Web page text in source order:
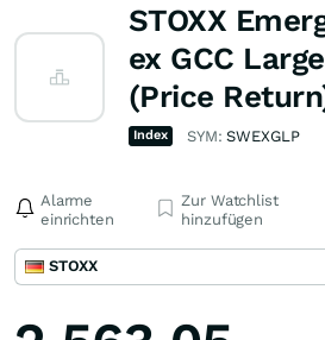
STOXX
ex GCC
(Price
Index SYM:SWEXGLP
Alarme
einrichten
Zur Watchlist
hinzufügen
STOXX